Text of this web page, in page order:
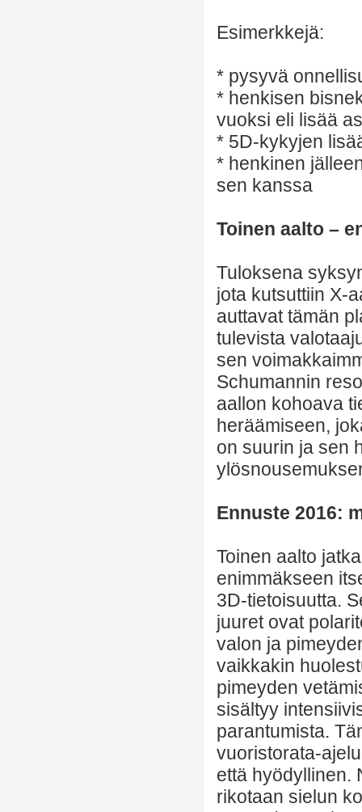
Esimerkkejä:
* pysyvä
* henkisen
vuoksi eli lisää
* 5D-kykyjen
* henkinen
sen kanssa
Toinen aalto –
Tuloksena
jota kutsuttiin X-
auttavat tämän
tulevista
sen
Schumannin
aallon kohoava
heräämiseen,
on suurin ja sen
Ennuste 2016:
Toinen aalto
enimmäkseen
3D-tietoisuutta.
juuret ovat
valon ja
vaikkakin
pimeyden
sisältyy
parantumista.
vuoristorata-
että hyödyllinen.
rikotaan sielun